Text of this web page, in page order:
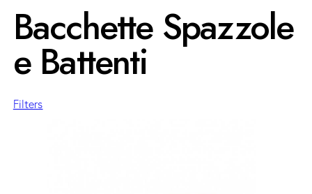
Bacchette Spazzole
e Battenti
Filters